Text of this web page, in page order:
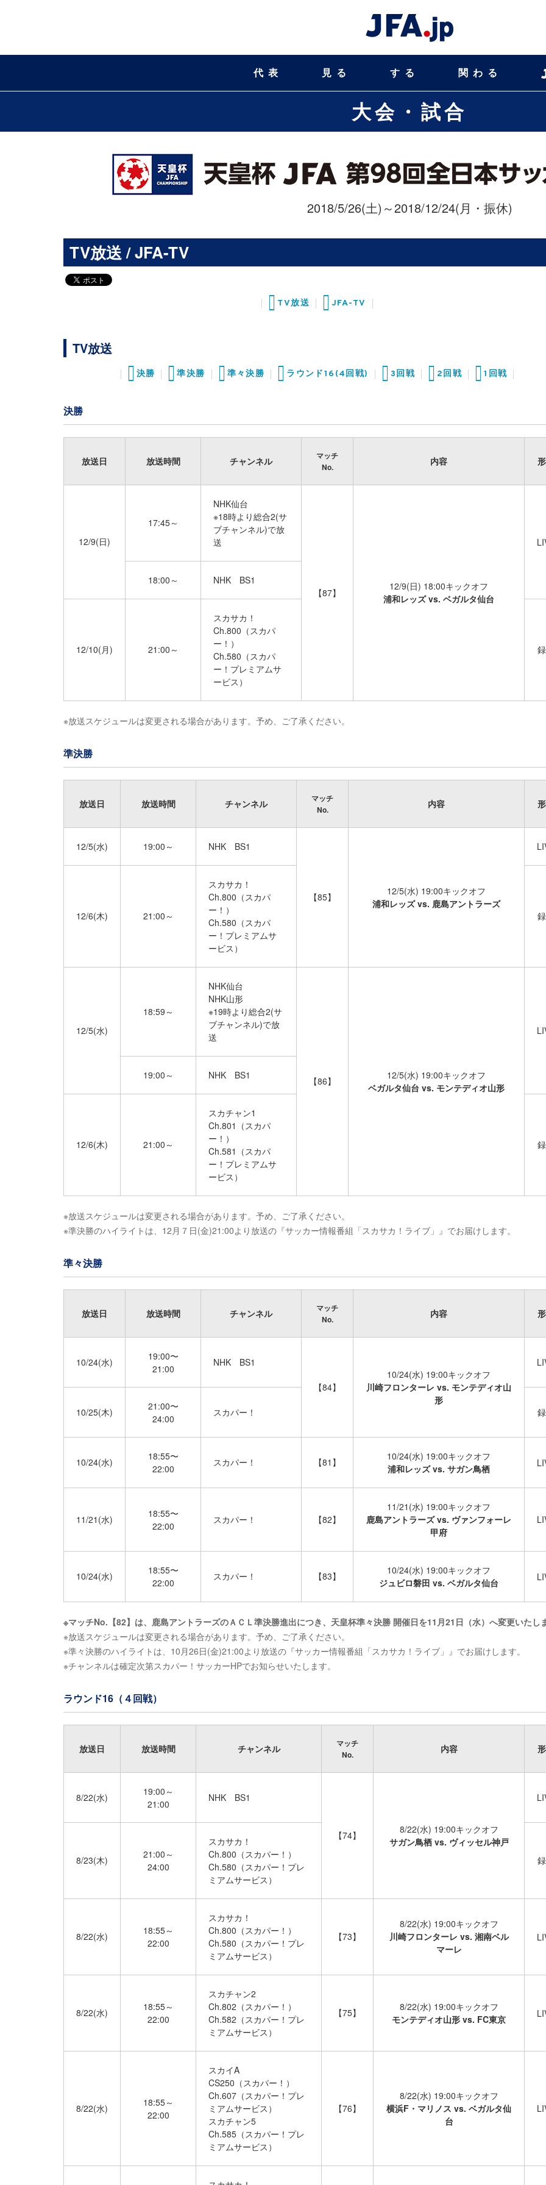
代表 見る する 関わる
大会・試合
2018/5/26(土)～2018/12/24(月・振休)
TV放送 / JFA-TV
TV放送 JFA-TV
TV放送
決勝 準決勝 準々決勝 ラウンド16(4回戦) 3回戦 2回戦 1回戦
決勝
放送日 放送時間 チャンネル
マッチ
No.
内容
12/9(日)
17:45～
NHK仙台
※18時より総合2(サ
ブチャンネル)で放
送
【87】
12/9(日) 18:00キックオフ
浦和レッズ vs. ベガルタ仙台
18:00～ NHK BS1
12/10(月) 21:00～
スカサカ！
Ch.800（スカパ
ー！）
Ch.580（スカパ
ー！プレミアムサ
ービス）
※放送スケジュールは変更される場合があります。予め、ご了承ください。
準決勝
放送日 放送時間 チャンネル
マッチ
No.
内容
12/5(水) 19:00～ NHK BS1
【85】
12/5(水) 19:00キックオフ
浦和レッズ vs. 鹿島アントラーズ
12/6(木) 21:00～
スカサカ！
Ch.800（スカパ
ー！）
Ch.580（スカパ
ー！プレミアムサ
ービス）
12/5(水)
18:59～
NHK仙台
NHK山形
※19時より総合2(サ
ブチャンネル)で放
送
【86】
12/5(水) 19:00キックオフ
ベガルタ仙台 vs. モンテディオ山形
19:00～ NHK BS1
12/6(木) 21:00～
スカチャン1
Ch.801（スカパ
ー！）
Ch.581（スカパ
ー！プレミアムサ
ービス）
※放送スケジュールは変更される場合があります。予め、ご了承ください。
※準決勝のハイライトは、12月７日(金)21:00より放送の『サッカー情報番組「スカサカ！ライブ」』でお届けします。
準々決勝
放送日 放送時間 チャンネル
マッチ
No.
内容
10/24(水)
19:00〜
21:00
NHK BS1
【84】
10/24(水) 19:00キックオフ
川崎フロンターレ vs. モンテディオ山
形
10/25(木)
21:00〜
24:00
スカパー！
10/24(水)
18:55〜
22:00
スカパー！ 【81】
10/24(水) 19:00キックオフ
浦和レッズ vs. サガン鳥栖
11/21(水)
18:55〜
22:00
スカパー！ 【82】
11/21(水) 19:00キックオフ
鹿島アントラーズ vs. ヴァンフォーレ
甲府
10/24(水)
18:55〜
22:00
スカパー！ 【83】
10/24(水) 19:00キックオフ
ジュビロ磐田 vs. ベガルタ仙台
※マッチNo.【82】は、鹿島アントラーズのＡＣＬ準決勝進出につき、天皇杯準々決勝 開催日を11月21日（水）へ変更いたしま
※放送スケジュールは変更される場合があります。予め、ご了承ください。
※準々決勝のハイライトは、10月26日(金)21:00より放送の『サッカー情報番組「スカサカ！ライブ」』でお届けします。
※チャンネルは確定次第スカパー！サッカーHPでお知らせいたします。
ラウンド16（４回戦）
放送日 放送時間 チャンネル
マッチ
No.
内容
8/22(水)
19:00～
21:00
NHK BS1
【74】
8/22(水) 19:00キックオフ
サガン鳥栖 vs. ヴィッセル神戸
8/23(木)
21:00～
24:00
スカサカ！
Ch.800（スカパー！）
Ch.580（スカパー！プレ
ミアムサービス）
8/22(水)
18:55～
22:00
スカサカ！
Ch.800（スカパー！）
Ch.580（スカパー！プレ
ミアムサービス）
【73】
8/22(水) 19:00キックオフ
川崎フロンターレ vs. 湘南ベル
マーレ
8/22(水)
18:55～
22:00
スカチャン2
Ch.802（スカパー！）
Ch.582（スカパー！プレ
ミアムサービス）
【75】
8/22(水) 19:00キックオフ
モンテディオ山形 vs. FC東京
8/22(水)
18:55～
22:00
スカイA
CS250（スカパー！）
Ch.607（スカパー！プレ
ミアムサービス）
スカチャン5
Ch.585（スカパー！プレ
ミアムサービス）
【76】
8/22(水) 19:00キックオフ
横浜F・マリノス vs. ベガルタ仙
台